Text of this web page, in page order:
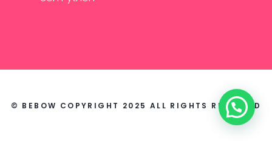
© BEBOW COPYRIGHT 2025 ALL RIGHTS RESERVED